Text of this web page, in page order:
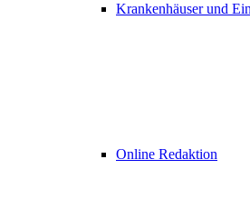
Krankenhäuser und
Online Redaktion